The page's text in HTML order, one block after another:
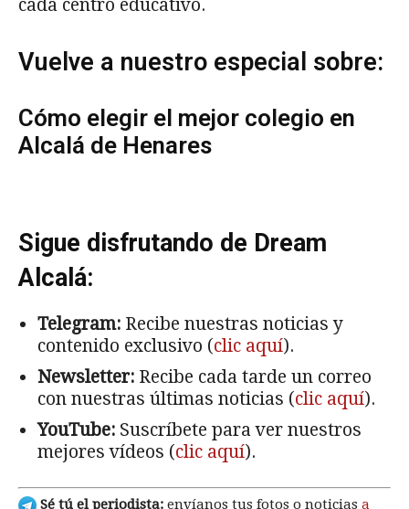
cada centro educativo.
Vuelve a nuestro especial sobre:
Cómo elegir el mejor colegio en
Alcalá de Henares
Sigue disfrutando de Dream
Alcalá:
Telegram: Recibe nuestras noticias y
contenido exclusivo (clic aquí).
Newsletter: Recibe cada tarde un correo
con nuestras últimas noticias (clic aquí).
YouTube: Suscríbete para ver nuestros
mejores vídeos (clic aquí).
Sé tú el periodista: envíanos tus fotos o noticias a